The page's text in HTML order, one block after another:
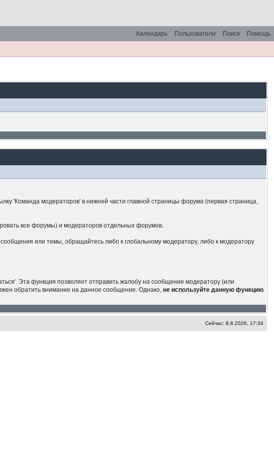
Помощь
Поиск
Пользователи
Календарь
'Команда модераторов' в нижней части главной страницы форума (первая страница,
все форумы) и модераторов отдельных форумов.
или темы, обращайтесь либо к глобальному модератору, либо к модератору
Эта функция позволяет отправить жалобу на сообщение модератору (или
обратить внимание на данное сообщение. Однако,не используйте данную функцию
Сейчас: 8.8.2026, 17:34